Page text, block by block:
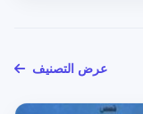
عرض التصنيف